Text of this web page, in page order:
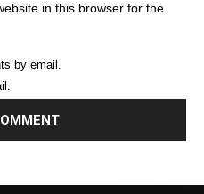
in this browser for the
by email.